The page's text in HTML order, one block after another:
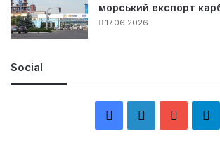
морський експорт
17.06.2026
Social